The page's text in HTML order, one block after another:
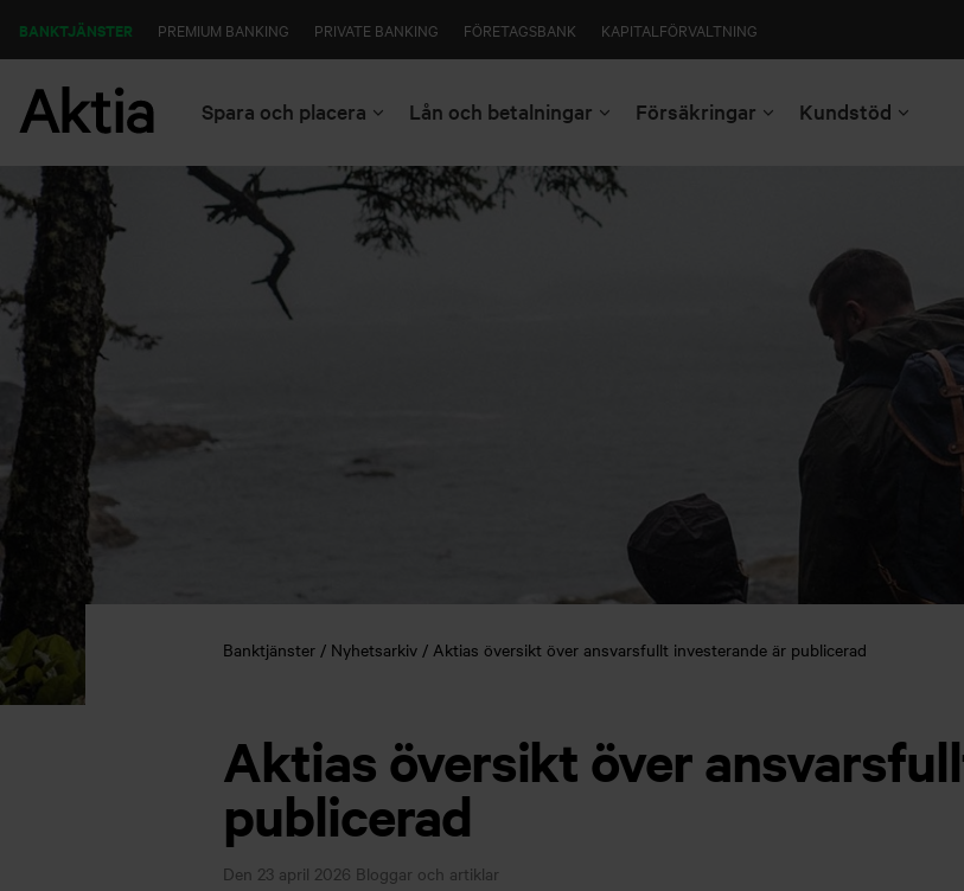
BANKTJÄNSTER PREMIUM BANKING PRIVATE BANKING FÖRETAGSBANK KAPITALFÖRVALTNING
Spara och placera Lån och betalningar Försäkringar Kundstöd
Banktjänster Nyhetsarkiv Aktias översikt över ansvarsfullt investerande är publicerad
Aktias översikt över
publicerad
Den 23 april 2026 Bloggar och artiklar